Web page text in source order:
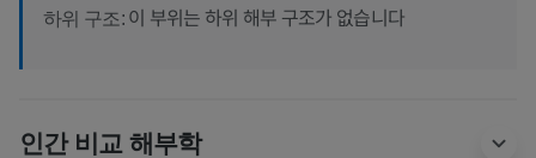
하위 구조: 이 부위는 하위 해부 구조가 없습니다
인간 비교 해부학